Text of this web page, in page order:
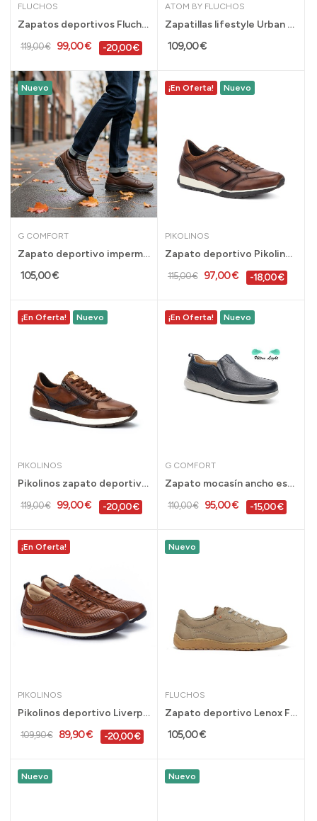
FLUCHOS
Zapatos deportivos Fluchos Rocky en piel sin...
119,00 € 99,00 € -20,00 €
ATOM BY FLUCHOS
Zapatillas lifestyle Urban Pro Tex impermeables...
109,00 €
Nuevo
G COMFORT
Zapato deportivo impermeable con cremallera G...
105,00 €
¡En Oferta! Nuevo
PIKOLINOS
Zapato deportivo Pikolinos Cambil para hombre...
115,00 € 97,00 € -18,00 €
¡En Oferta! Nuevo
PIKOLINOS
Pikolinos zapato deportivo Getafe para hombre...
119,00 € 99,00 € -20,00 €
¡En Oferta! Nuevo
G COMFORT
Zapato mocasín ancho especial hombre Gcomfort...
110,00 € 95,00 € -15,00 €
¡En Oferta!
PIKOLINOS
Pikolinos deportivo Liverpool sin cordón hombre...
109,90 € 89,90 € -20,00 €
Nuevo
FLUCHOS
Zapato deportivo Lenox Fluchos Tipo Barefoot en...
105,00 €
Nuevo Nuevo